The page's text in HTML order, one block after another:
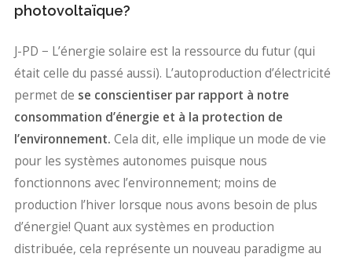
photovoltaïque?
J-PD − L’énergie solaire est la ressource du futur (qui
était celle du passé aussi). L’autoproduction d’électricité
permet de se conscientiser par rapport à notre
consommation d’énergie et à la protection de
l’environnement. Cela dit, elle implique un mode de vie
pour les systèmes autonomes puisque nous
fonctionnons avec l’environnement; moins de
production l’hiver lorsque nous avons besoin de plus
d’énergie! Quant aux systèmes en production
distribuée, cela représente un nouveau paradigme au